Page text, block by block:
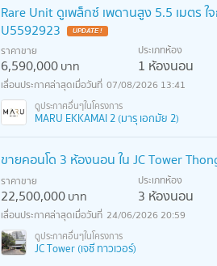
Rare Unit ดูเพล็กซ์ เพดานสูง 5.5 เมตร
U5592923
ราคาขาย
6,590,000บาท
ประเภทห้อง
1 ห้องนอน
07/08/2026 13:41
MARU EKKAMAI 2 (มารุ เอกมัย 2)
ขายคอนโด 3 ห้องนอน ใน JC Tower
ราคาขาย
22,500,000บาท
ประเภทห้อง
3 ห้องนอน
24/06/2026 20:59
JC Tower (เจซี ทาวเวอร์)